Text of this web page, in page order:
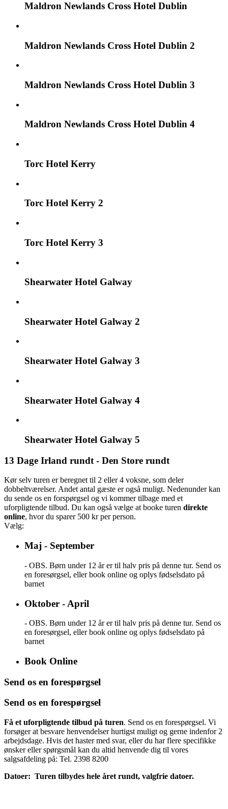
Maldron Newlands Cross Hotel Dublin
Maldron Newlands Cross Hotel Dublin 2
Maldron Newlands Cross Hotel Dublin 3
Maldron Newlands Cross Hotel Dublin 4
Torc Hotel Kerry
Torc Hotel Kerry 2
Torc Hotel Kerry 3
Shearwater Hotel Galway
Shearwater Hotel Galway 2
Shearwater Hotel Galway 3
Shearwater Hotel Galway 4
Shearwater Hotel Galway 5
13 Dage Irland rundt - Den Store rundt
Kør selv turen er beregnet til 2 eller 4 voksne, som deler
dobbeltværelser. Andet antal gæste er også muligt. Nedenunder kan
du sende os en forspørgsel og vi kommer tilbage med et
uforpligtende tilbud. Du kan også vælge at booke turen direkte
online, hvor du sparer 500 kr per person.
Vælg:
Maj - September
- OBS. Børn under 12 år er til halv pris på denne tur. Send os
en foresørgsel, eller book online og oplys fødselsdato på
barnet
Oktober - April
- OBS. Børn under 12 år er til halv pris på denne tur. Send os
en foresørgsel, eller book online og oplys fødselsdato på
barnet
Book Online
Send os en forespørgsel
Send os en forespørgsel
Få et uforpligtende tilbud på turen. Send os en forespørgsel. Vi
forsøger at besvare henvendelser hurtigst muligt og gerne indenfor 2
arbejdsdage. Hvis det haster med svar, eller du har flere specifikke
ønsker eller spørgsmål kan du altid henvende dig til vores
salgsafdeling på: Tel. 2398 8200
Datoer: Turen tilbydes hele året rundt, valgfrie datoer.